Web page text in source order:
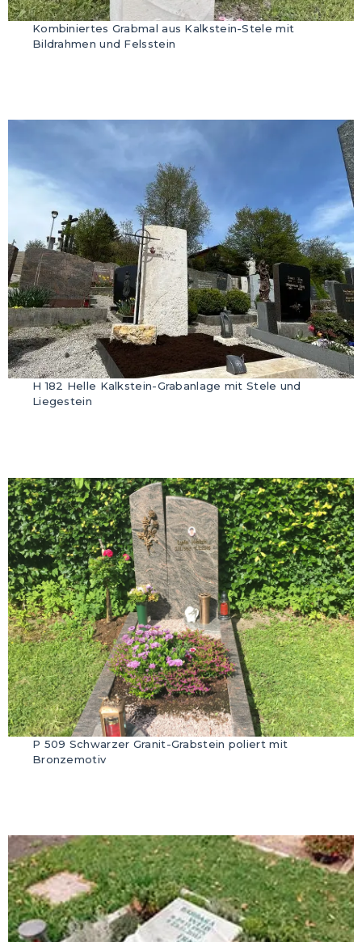
Kombiniertes Grabmal aus Kalkstein-Stele mit
Bildrahmen und Felsstein
H 182 Helle Kalkstein-Grabanlage mit Stele und
Liegestein
P 509 Schwarzer Granit-Grabstein poliert mit
Bronzemotiv